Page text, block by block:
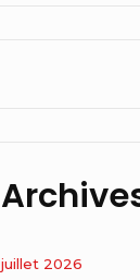
juillet 2026